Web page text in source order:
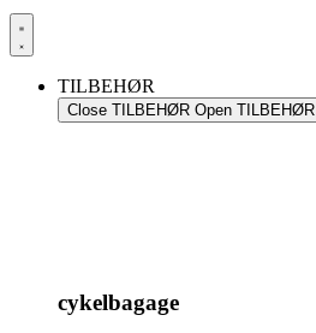
TILBEHØR
Close TILBEHØR Open TILBEHØR
cykelbagage